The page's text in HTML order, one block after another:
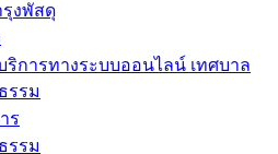
รรม
ร
รรม
งพัสดุ
ริการทางระบบออนไลน์ เทศบาล